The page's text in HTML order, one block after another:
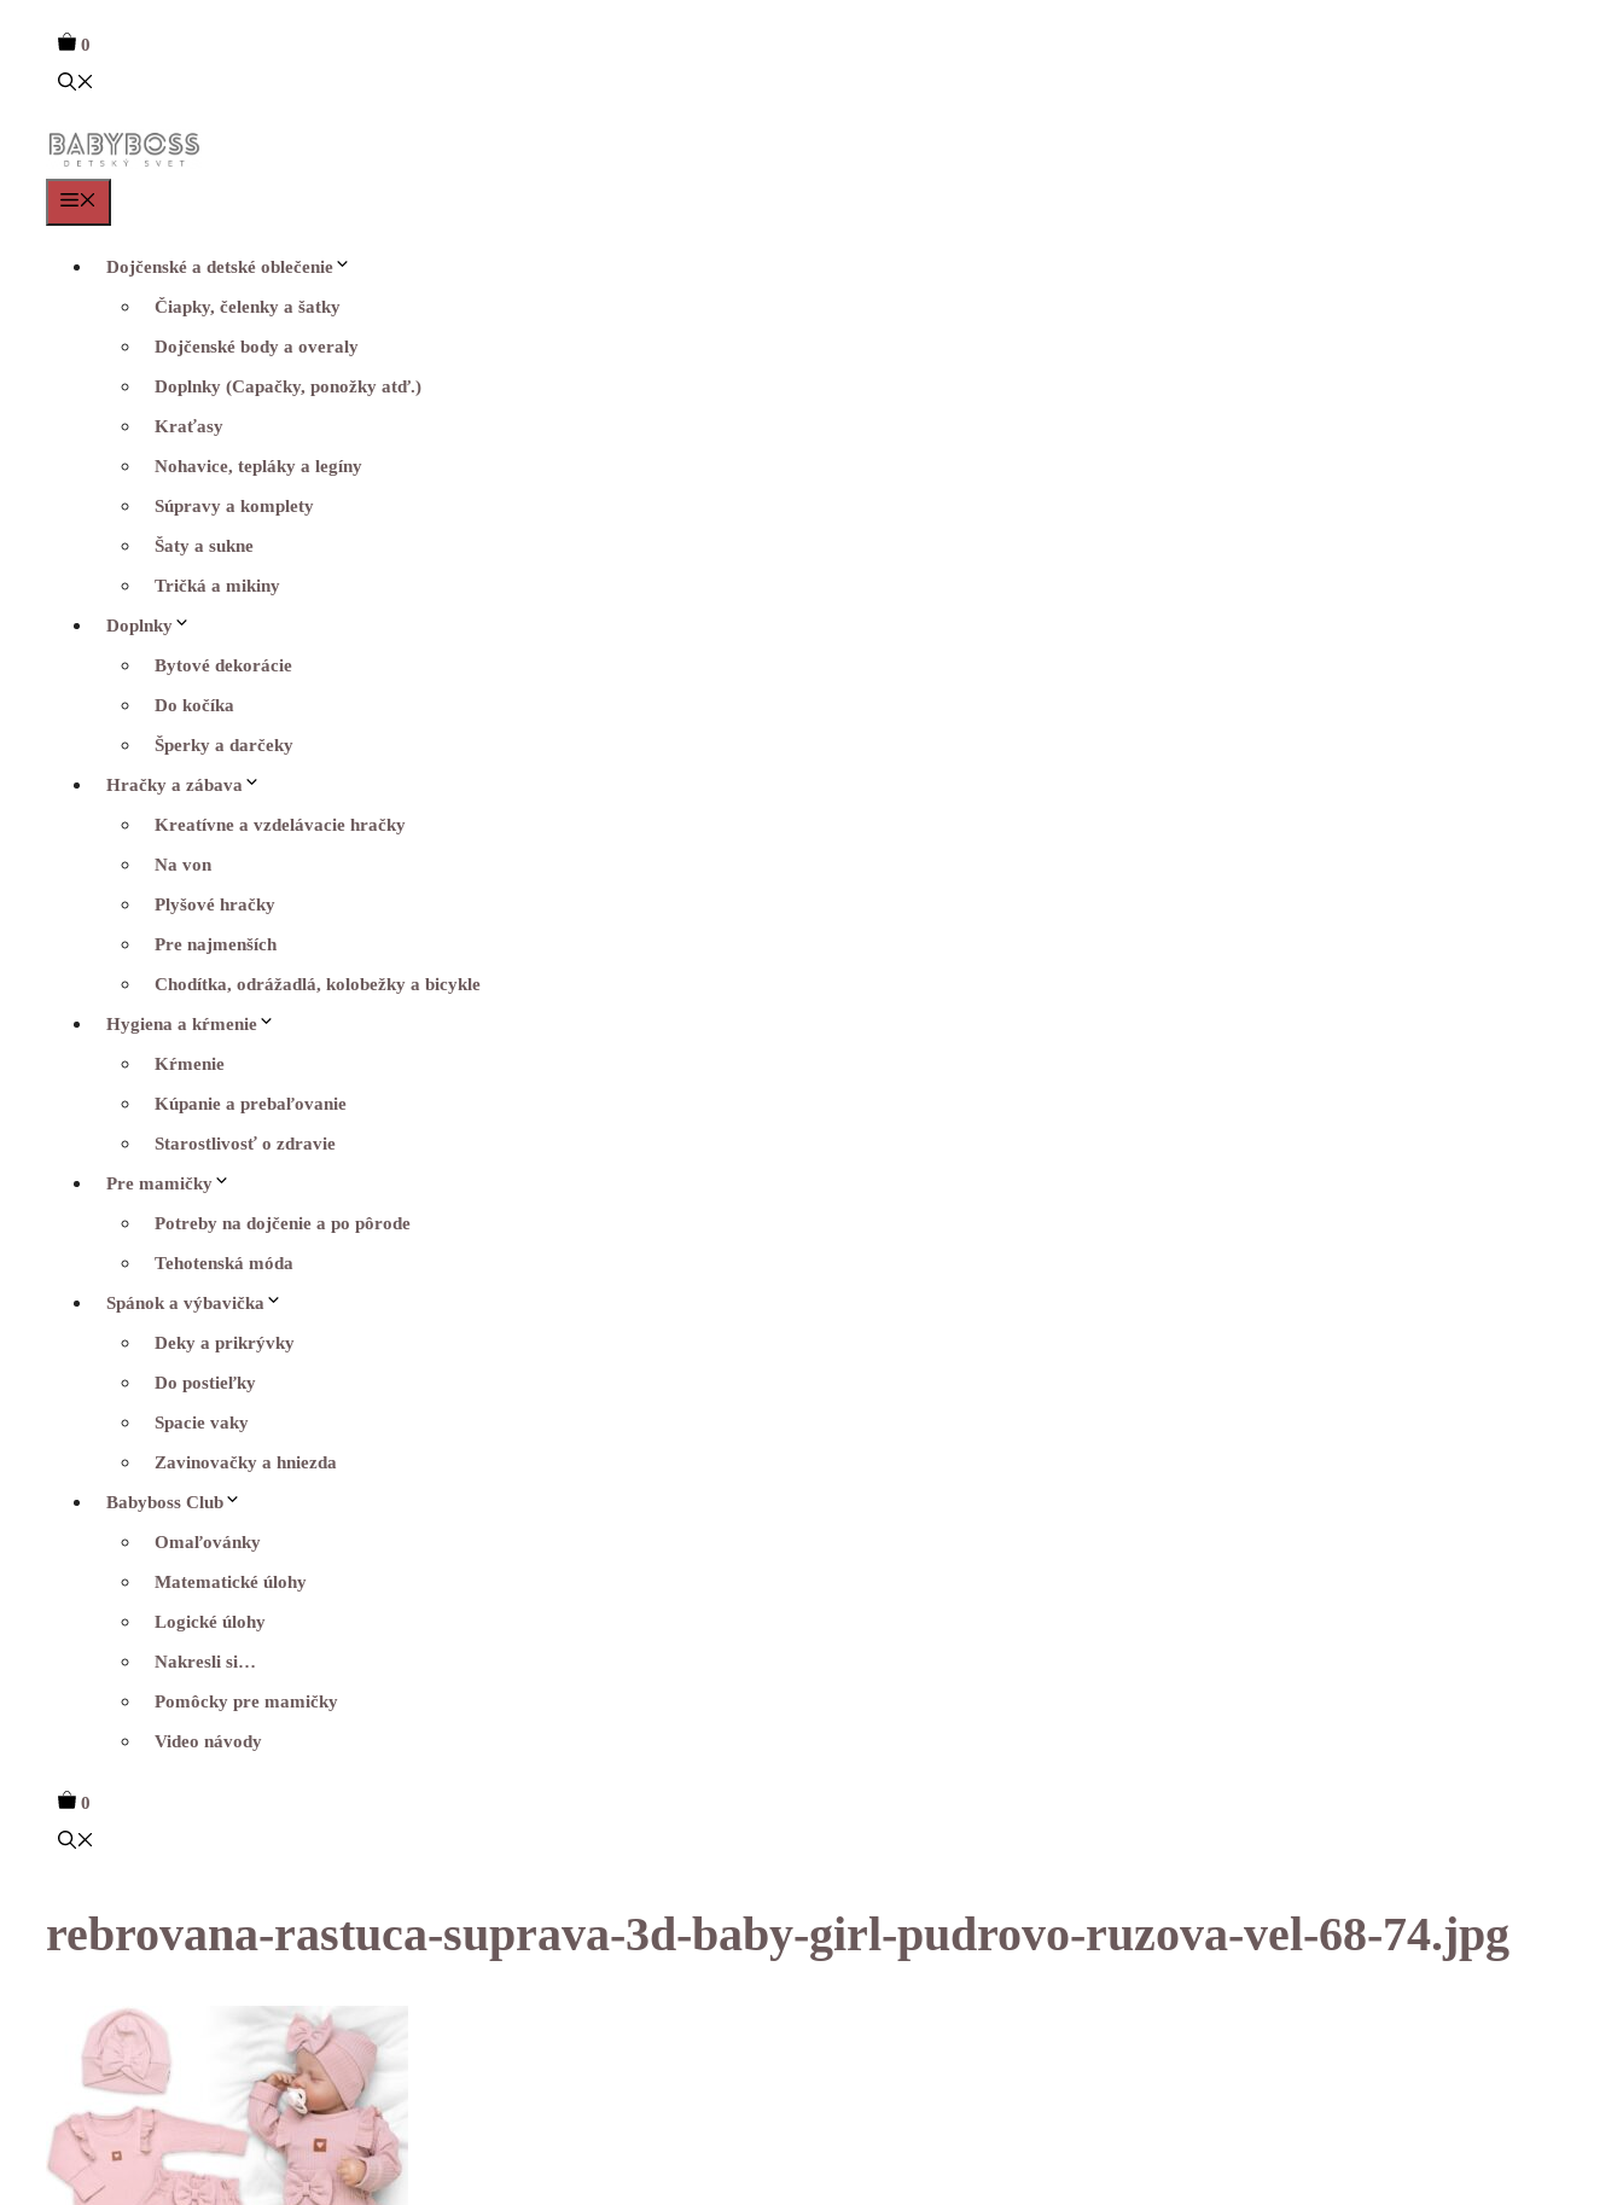
0
Dojčenské a detské oblečenie
Čiapky, čelenky a šatky
Dojčenské body a overaly
Doplnky (Capačky, ponožky atď.)
Kraťasy
Nohavice, tepláky a legíny
Súpravy a komplety
Šaty a sukne
Tričká a mikiny
Doplnky
Bytové dekorácie
Do kočíka
Šperky a darčeky
Hračky a zábava
Kreatívne a vzdelávacie hračky
Na von
Plyšové hračky
Pre najmenších
Chodítka, odrážadlá, kolobežky a bicykle
Hygiena a kŕmenie
Kŕmenie
Kúpanie a prebaľovanie
Starostlivosť o zdravie
Pre mamičky
Potreby na dojčenie a po pôrode
Tehotenská móda
Spánok a výbavička
Deky a prikrývky
Do postieľky
Spacie vaky
Zavinovačky a hniezda
Babyboss Club
Omaľovánky
Matematické úlohy
Logické úlohy
Nakresli si…
Pomôcky pre mamičky
Video návody
0
rebrovana-rastuca-suprava-3d-baby-girl-pudrovo-ruzova-vel-68-74.jpg